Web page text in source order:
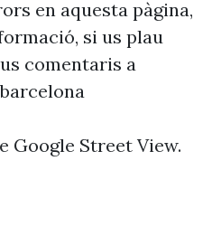
en aquesta pàgina,
si us plau
comentaris a
Google Street View.